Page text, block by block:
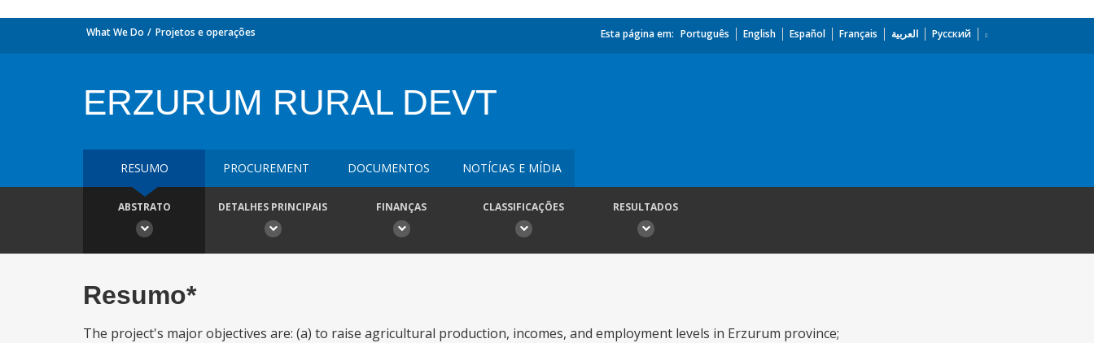
What We Do Projetos e operações Esta página em: Português English Español Français العربية Русский
ERZURUM RURAL DEVT
RESUMO PROCUREMENT DOCUMENTOS NOTÍCIAS E MÍDIA
ABSTRATO DETALHES PRINCIPAIS FINANÇAS CLASSIFICAÇÕES RESULTADOS
Resumo*
The project's major objectives are: (a) to raise agricultural production, incomes, and employment levels in Erzurum province;